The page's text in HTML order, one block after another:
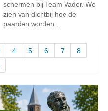
schermen bij Team Vader. We
zien van dichtbij hoe de
paarden worden...
4 5 6 7
8